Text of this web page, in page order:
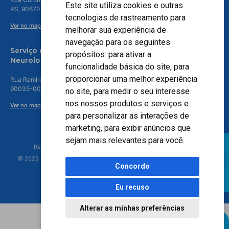
Este site utiliza cookies e outras
tecnologias de rastreamento para
melhorar sua experiência de
navegação para os seguintes
propósitos: para ativar a
funcionalidade básica do site, para
proporcionar uma melhor experiência
no site, para medir o seu interesse
nos nossos produtos e serviços e
para personalizar as interações de
marketing, para exibir anúncios que
sejam mais relevantes para você.
Concordo
Eu recuso
Alterar as minhas preferências
RS, 90870-016
Ver no mapa
Serviço de
Neurologia
Rua Ramiro Barcelos, 630 – 5º andar – Floresta, Porto Alegre – RS,
90035-001
Ver no mapa
Responsável Técnico: Dr. Luiz Antonio Nasi - CREMERS 11217
© 2025 - Hospital Moinhos de Vento - Registro Empresa (CRM-RS): 425